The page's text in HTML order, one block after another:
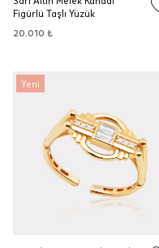
Figürlü Taşlı Yüzük
20.010 ₺
Yeni